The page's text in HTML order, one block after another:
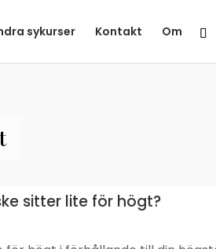
sykurser Kontakt Om
sitter lite för högt?